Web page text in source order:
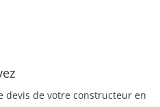
devis de votre constructeur en